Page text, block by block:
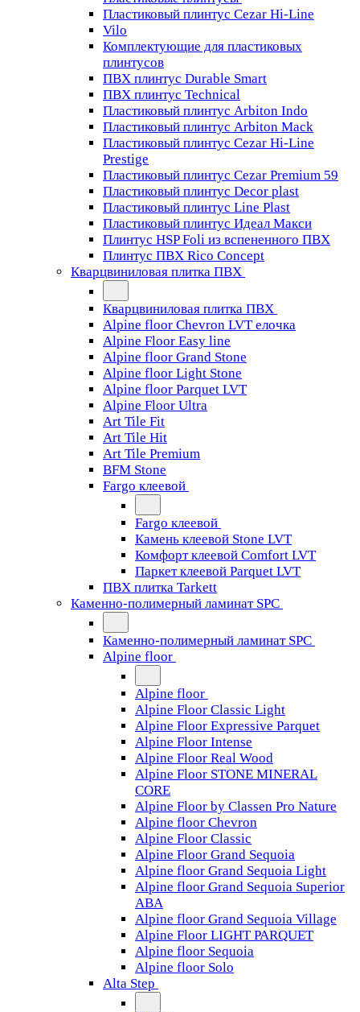
Пластиковый плинтус Cezar Hi-Line
Vilo
Комплектующие для пластиковых
плинтусов
ПВХ плинтус Durable Smart
ПВХ плинтус Technical
Пластиковый плинтус Arbiton Indo
Пластиковый плинтус Arbiton Mack
Пластиковый плинтус Cezar Hi-Line
Prestige
Пластиковый плинтус Cezar Premium 59
Пластиковый плинтус Decor plast
Пластиковый плинтус Line Plast
Пластиковый плинтус Идеал Макси
Плинтус HSP Foli из вспененного ПВХ
Плинтус ПВХ Rico Concept
Кварцвиниловая плитка ПВХ
Кварцвиниловая плитка ПВХ
Alpine floor Chevron LVT елочка
Alpine Floor Easy line
Alpine floor Grand Stone
Alpine floor Light Stone
Alpine floor Parquet LVT
Alpine Floor Ultra
Art Tile Fit
Art Tile Hit
Art Tile Premium
BFM Stone
Fargo клеевой
Fargo клеевой
Камень клеевой Stone LVT
Комфорт клеевой Comfort LVT
Паркет клеевой Parquet LVT
ПВХ плитка Tarkett
Каменно-полимерный ламинат SPC
Каменно-полимерный ламинат SPC
Alpine floor
Alpine floor
Alpine Floor Classic Light
Alpine Floor Expressive Parquet
Alpine Floor Intense
Alpine Floor Real Wood
Alpine Floor STONE MINERAL
CORE
Alpine Floor by Classen Pro Nature
Alpine floor Chevron
Alpine Floor Classic
Alpine Floor Grand Sequoia
Alpine floor Grand Sequoia Light
Alpine floor Grand Sequoia Superior
ABA
Alpine floor Grand Sequoia Village
Alpine Floor LIGHT PARQUET
Alpine floor Sequoia
Alpine floor Solo
Alta Step